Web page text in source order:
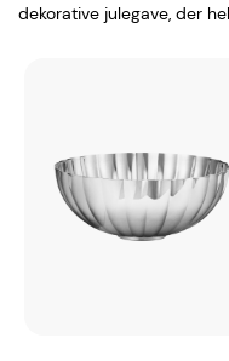
dekorative julegave, der